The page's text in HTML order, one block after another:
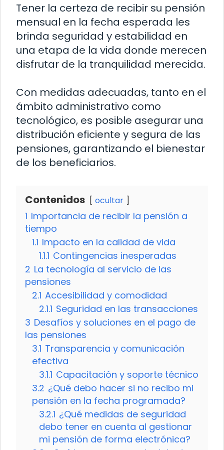
Tener la certeza de recibir su pensión
mensual en la fecha esperada les
brinda seguridad y estabilidad en
una etapa de la vida donde merecen
disfrutar de la tranquilidad merecida.
Con medidas adecuadas, tanto en el
ámbito administrativo como
tecnológico, es posible asegurar una
distribución eficiente y segura de las
pensiones, garantizando el bienestar
de los beneficiarios.
Contenidos ocultar
1 Importancia de recibir la pensión a
tiempo
1.1 Impacto en la calidad de vida
1.1.1 Contingencias inesperadas
2 La tecnología al servicio de las
pensiones
2.1 Accesibilidad y comodidad
2.1.1 Seguridad en las transacciones
3 Desafíos y soluciones en el pago de
las pensiones
3.1 Transparencia y comunicación
efectiva
3.1.1 Capacitación y soporte técnico
3.2 ¿Qué debo hacer si no recibo mi
pensión en la fecha programada?
3.2.1 ¿Qué medidas de seguridad
debo tener en cuenta al gestionar
mi pensión de forma electrónica?